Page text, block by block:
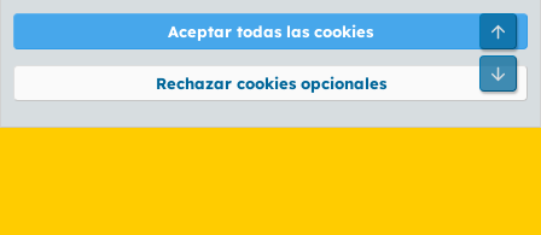
Términos y reglas Política de privacidad Ayuda
Community platform by XenForo® © 2010-2026 XenForo Ltd.
Aceptar todas las cookies
Rechazar cookies opcionales
Pie